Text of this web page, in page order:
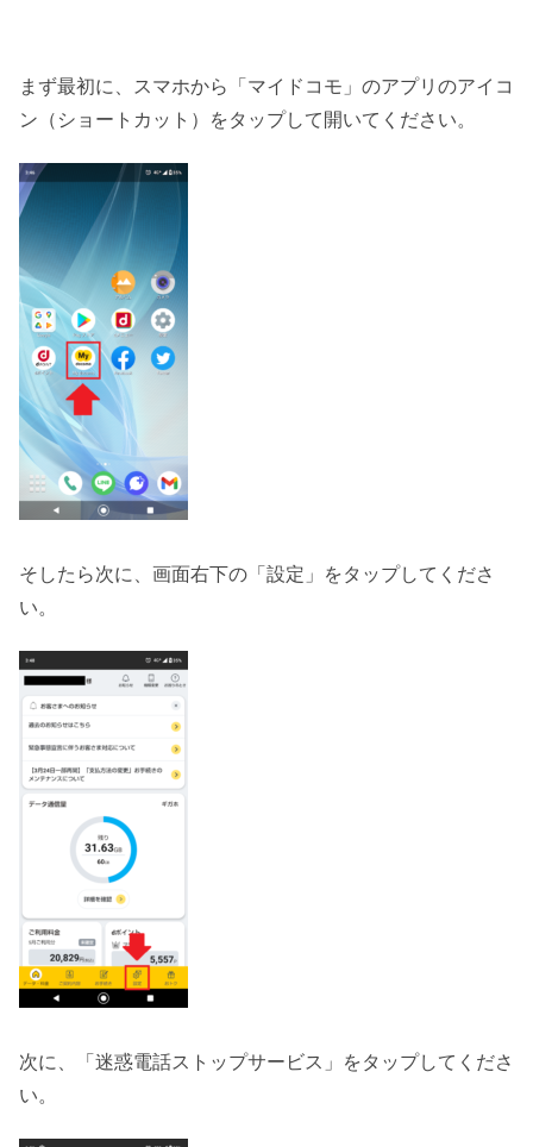
まず最初に、スマホから「マイドコモ」のアプリのアイコ
ン（ショートカット）をタップして開いてください。
そしたら次に、画面右下の「設定」をタップしてくださ
い。
次に、「迷惑電話ストップサービス」をタップしてくださ
い。